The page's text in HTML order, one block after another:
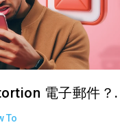
電子郵件？.
To